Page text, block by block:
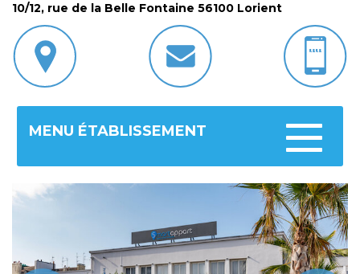
10/12, rue de la Belle Fontaine 56100 Lorient
Toggle
MENU ÉTABLISSEMENT